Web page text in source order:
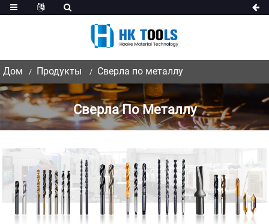
Дом Продукты Сверла по металлу
Сверла По Металлу